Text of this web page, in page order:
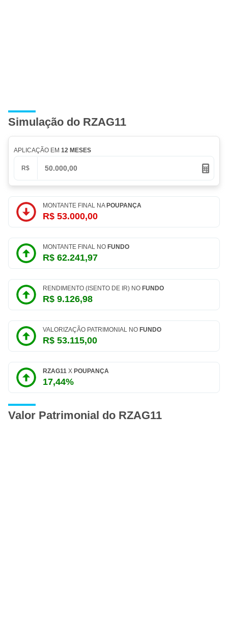
Simulação do RZAG11
APLICAÇÃO EM 12 MESES
R$
MONTANTE FINAL NA POUPANÇA
R$ 53.000,00
MONTANTE FINAL NO FUNDO
R$ 62.241,97
RENDIMENTO (ISENTO DE IR) NO FUNDO
R$ 9.126,98
VALORIZAÇÃO PATRIMONIAL NO FUNDO
R$ 53.115,00
RZAG11 X POUPANÇA
17,44%
Valor Patrimonial do RZAG11